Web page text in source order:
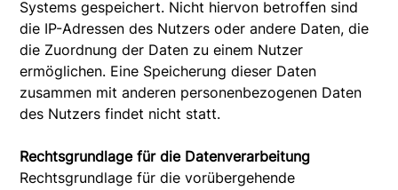
Systems gespeichert. Nicht hiervon betroffen sind
die IP-Adressen des Nutzers oder andere Daten, die
die Zuordnung der Daten zu einem Nutzer
ermöglichen. Eine Speicherung dieser Daten
zusammen mit anderen personenbezogenen Daten
des Nutzers findet nicht statt.
Rechtsgrundlage für die Datenverarbeitung
Rechtsgrundlage für die vorübergehende